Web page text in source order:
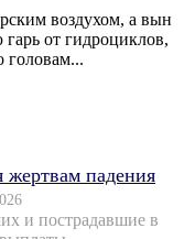
воздухом, а вын
от гидроциклов,
головам...
жертвам падения
и пострадавшие в